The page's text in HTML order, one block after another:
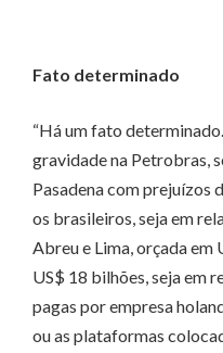
Fato determinado
“Há um fato
gravidade na Petrobras,
Pasadena com prejuízos
os brasileiros, seja em
Abreu e Lima, orçada em
US$ 18 bilhões, seja em
pagas por empresa
ou as plataformas